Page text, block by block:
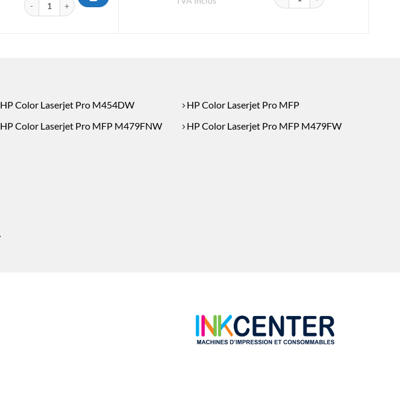
HP Color Laserjet Pro M454DW
HP Color Laserjet Pro MFP
HP Color Laserjet Pro MFP M479FNW HP Color Laserjet Pro MFP M479FW